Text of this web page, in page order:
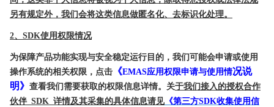
另有规定外，我们会将这类信息做匿名化、去标识化处理。
2、SDK使用权限情况
为保障产品功能实现与安全稳定运行目的，我们可能会申请或使用
操作系统的相关权限，点击 《EMAS应用权限申请与使用情况说
明》 查看我们需要获取的权限信息详情。关于我们接入的授权合作
伙伴 SDK 详情及其采集的具体信息请见 《第三方SDK收集使用信